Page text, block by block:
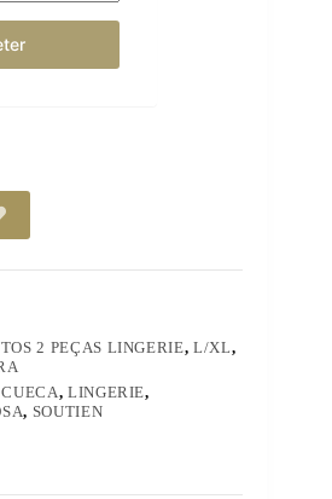
2 PEÇAS LINGERIE,L/XL,
CUECA, LINGERIE,
, SOUTIEN